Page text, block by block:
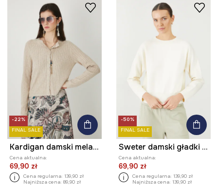
-22%
FINAL SALE
Kardigan damski melanżowy
Cena aktualna:
69,90 zł
Cena regularna: 139,90 zł
Najniższa cena: 89,90 zł
-50%
FINAL SALE
Sweter damski gładki z wiskozą kolor beżowy
Cena aktualna:
69,90 zł
Cena regularna: 139,90 zł
Najniższa cena: 139,90 zł